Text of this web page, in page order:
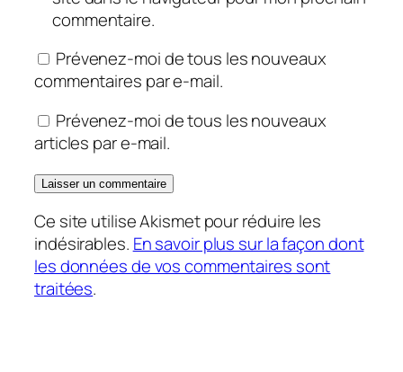
commentaire.
Prévenez-moi de tous les nouveaux
commentaires par e-mail.
Prévenez-moi de tous les nouveaux
articles par e-mail.
Ce site utilise Akismet pour réduire les
indésirables. En savoir plus sur la façon dont
les données de vos commentaires sont
traitées.